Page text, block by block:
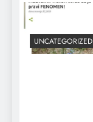
UNCATEGORIZED